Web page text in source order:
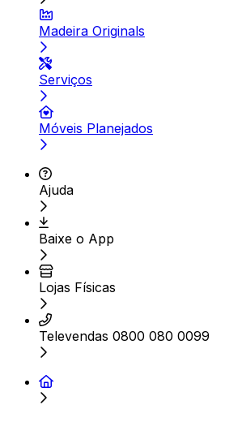
Madeira Originals
Serviços
Móveis Planejados
Ajuda
Baixe o App
Lojas Físicas
Televendas 0800 080 0099